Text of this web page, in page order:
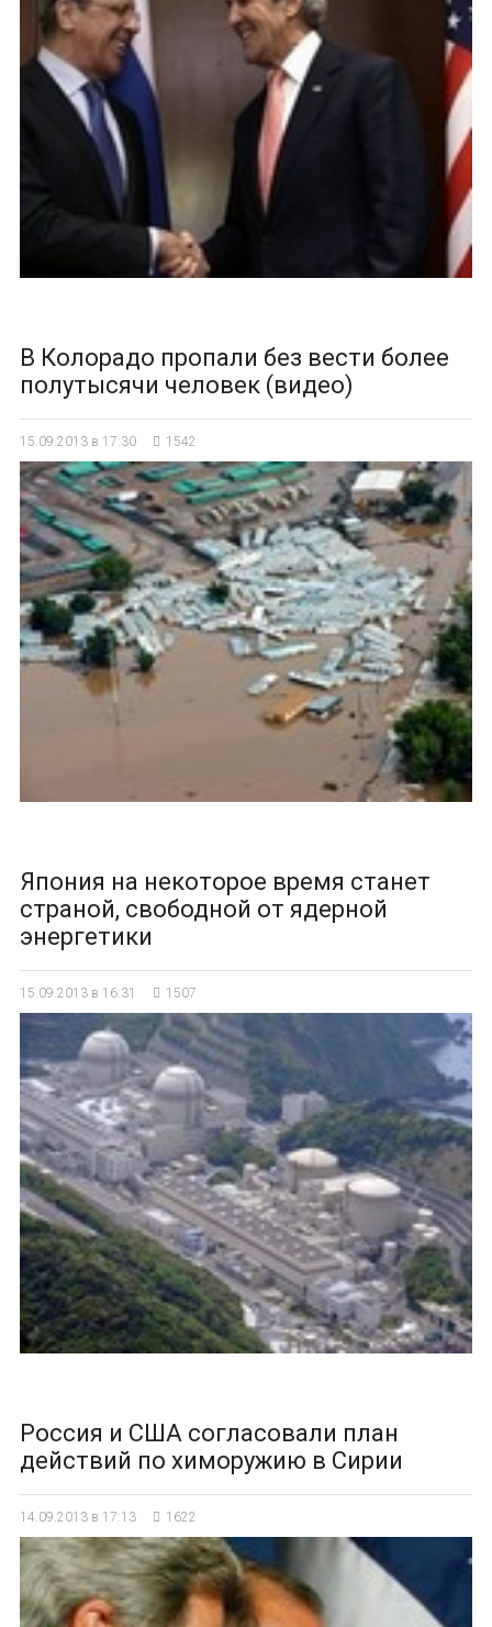
В Колорадо пропали без вести более
полутысячи человек (видео)
15.09.2013 в 17:30 1542
Япония на некоторое время станет
страной, свободной от ядерной
энергетики
15.09.2013 в 16:31 1507
Россия и США согласовали план
действий по химоружию в Сирии
14.09.2013 в 17:13 1622